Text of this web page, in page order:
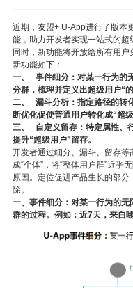
近期，友盟+ U-App进行了版本
能，助力开发者实现一站式的超
同时，新功能将开放给所有用户
新功能如下：
一、
事件细分：对某一行为的
分群，梳理并定义出超级用户“
二、
漏斗分析：指定路径的转
断优化促使普通用户转化成“超
三、
自定义留存：特定属性、
提升“超级用户”留存。
开发者通过细分、漏斗、留存等
成“个体”，将“整体用户群”近乎
原因。定位促进产品生长的部
除。
一、事件细分：对某一行为的
群的过程。例如：近7天，来自